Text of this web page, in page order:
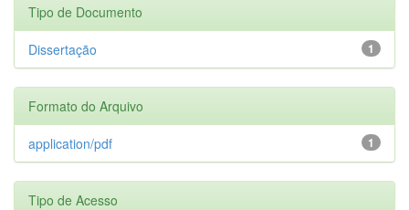
Tipo de Documento
1
Dissertação
Formato do Arquivo
1
application/pdf
Tipo de Acesso